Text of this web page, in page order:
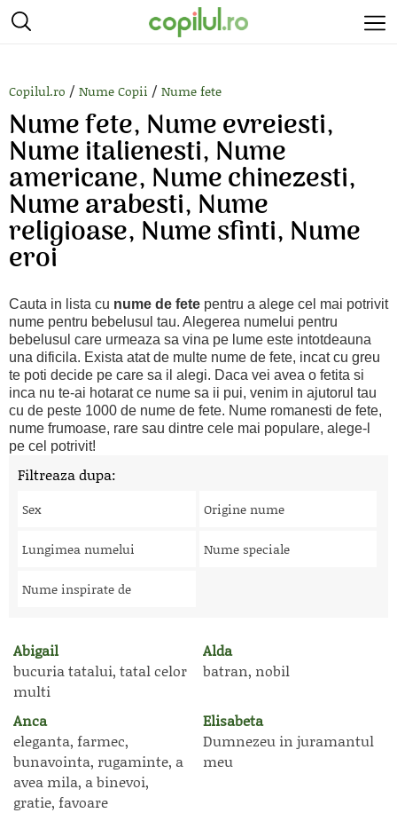
Copilul.ro / Nume Copii / Nume fete
Nume fete, Nume evreiesti,
Nume italienesti, Nume
americane, Nume chinezesti,
Nume arabesti, Nume
religioase, Nume sfinti, Nume
eroi
Cauta in lista cu nume de fete pentru a alege cel mai potrivit
nume pentru bebelusul tau. Alegerea numelui pentru
bebelusul care urmeaza sa vina pe lume este intotdeauna
una dificila. Exista atat de multe nume de fete, incat cu greu
te poti decide pe care sa il alegi. Daca vei avea o fetita si
inca nu te-ai hotarat ce nume sa ii pui, venim in ajutorul tau
cu de peste 1000 de nume de fete. Nume romanesti de fete,
nume frumoase, rare sau dintre cele mai populare, alege-l
pe cel potrivit!
Filtreaza dupa:
Sex Origine nume
Lungimea numelui Nume speciale
Nume inspirate de
Abigail
bucuria tatalui, tatal celor
multi
Alda
batran, nobil
Anca
eleganta, farmec,
bunavointa, rugaminte, a
avea mila, a binevoi,
gratie, favoare
Elisabeta
Dumnezeu in juramantul
meu